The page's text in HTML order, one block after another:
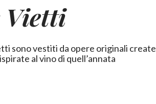
Vietti
sono vestiti da opere originali create
al vino di quell’annata